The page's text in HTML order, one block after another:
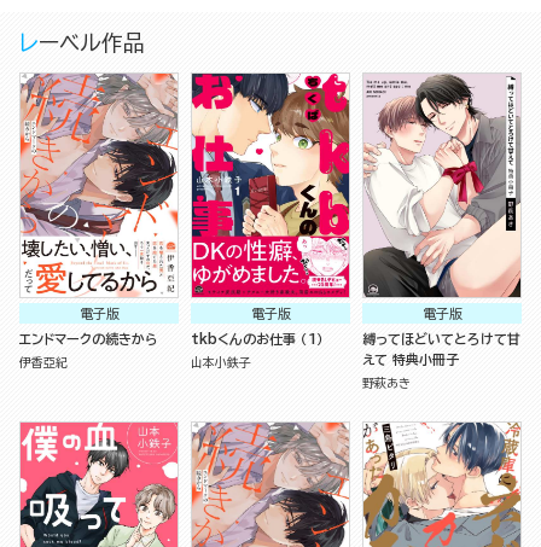
レーベル作品
電子版
エンドマークの続きから
伊香亞紀
電子版
tkbくんのお仕事 （1）
山本小鉄子
電子版
縛ってほどいてとろけて甘
えて 特典小冊子
野萩あき